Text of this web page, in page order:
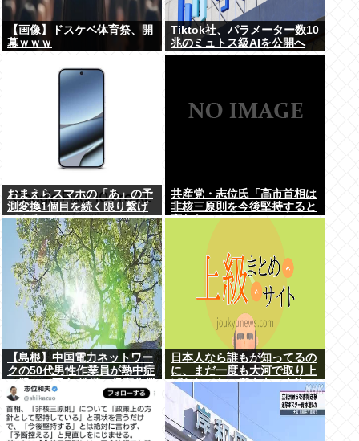
【画像】ドスケベ体育祭、開
幕ｗｗｗ
Tiktok社、パラメーター数10
兆のミュトス級AIを公開へ
おまえらスマホの「あ」の予
測変換1個目を続く限り繋げ
てみろwww
共産党・志位氏「高市首相は
非核三原則を今後堅持すると
言わない！」
【島根】中国電力ネットワー
クの50代男性作業員が熱中症
の疑いで死亡 鉄塔の保守作業
後に倒れる 邑南町
日本人なら誰もが知ってるの
に、まだ一度も大河で取り上
げられてない歴史上の人物